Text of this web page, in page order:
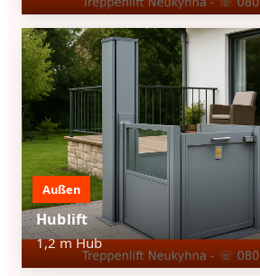
Außen
Hublift
1,2 m Hub